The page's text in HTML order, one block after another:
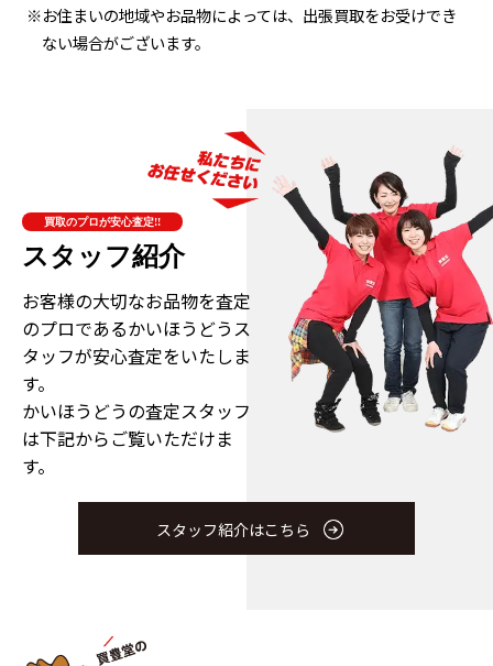
※お住まいの地域やお品物によっては、出張買取をお受けでき
ない場合がございます。
買取のプロが安心査定!!
スタッフ紹介
お客様の大切なお品物を査定
のプロであるかいほうどうス
タッフが安心査定をいたしま
す。
かいほうどうの査定スタッフ
は下記からご覧いただけま
す。
スタッフ紹介はこちら